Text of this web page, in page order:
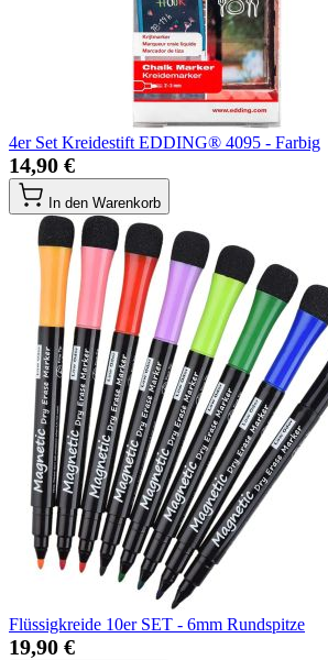
4er Set Kreidestift EDDING® 4095 - Farbig
14,90 €
In den Warenkorb
Flüssigkreide 10er SET - 6mm Rundspitze
19,90 €